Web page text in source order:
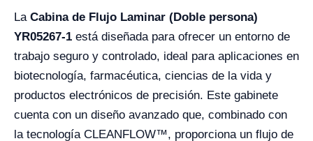
La Cabina de Flujo Laminar (Doble persona)
YR05267-1 está diseñada para ofrecer un entorno de
trabajo seguro y controlado, ideal para aplicaciones en
biotecnología, farmacéutica, ciencias de la vida y
productos electrónicos de precisión. Este gabinete
cuenta con un diseño avanzado que, combinado con
la tecnología CLEANFLOW™, proporciona un flujo de